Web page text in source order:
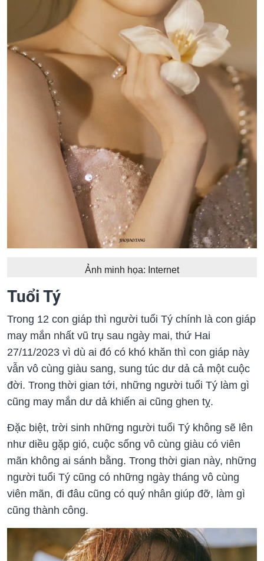
Ảnh minh họa: Internet
Tuổi Tý
Trong 12 con giáp thì người tuổi Tý chính là con giáp
may mắn nhất vũ trụ sau ngày mai, thứ Hai
27/11/2023 vì dù ai đó có khó khăn thì con giáp này
vẫn vô cùng giàu sang, sung túc dư dả cả một cuộc
đời. Trong thời gian tới, những người tuổi Tý làm gì
cũng may mắn dư dả khiến ai cũng ghen tỵ.
Đặc biệt, trời sinh những người tuổi Tý không sẽ lên
như diều gặp gió, cuộc sống vô cùng giàu có viên
mãn không ai sánh bằng. Trong thời gian này, những
người tuổi Tý cũng có những ngày tháng vô cùng
viên mãn, đi đâu cũng có quý nhân giúp đỡ, làm gì
cũng thành công.